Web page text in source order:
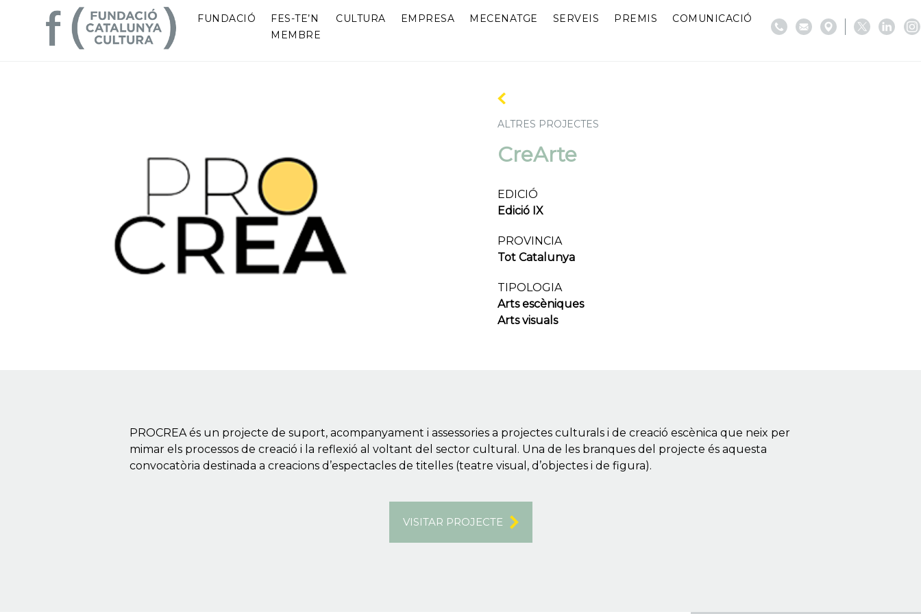
FUNDACIÓ
FES-TE’N
MEMBRE
CULTURA EMPRESA MECENATGE SERVEIS PREMIS COMUNICACIÓ
ALTRES PROJECTES
CreArte
EDICIÓ
Edició IX
PROVINCIA
Tot Catalunya
TIPOLOGIA
Arts escèniques
Arts visuals
PROCREA és un projecte de suport, acompanyament i assessories a projectes culturals i de creació escènica que neix per
mimar els processos de creació i la reflexió al voltant del sector cultural. Una de les branques del projecte és aquesta
convocatòria destinada a creacions d’espectacles de titelles (teatre visual, d’objectes i de figura).
VISITAR PROJECTE